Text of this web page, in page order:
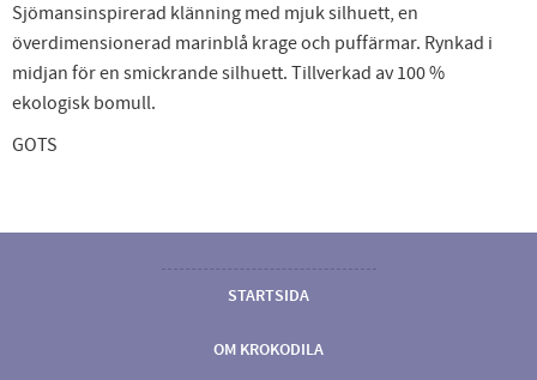
Sjömansinspirerad klänning med mjuk silhuett, en
överdimensionerad marinblå krage och puffärmar. Rynkad i
midjan för en smickrande silhuett. Tillverkad av 100 %
ekologisk bomull.
GOTS
STARTSIDA
OM KROKODILA